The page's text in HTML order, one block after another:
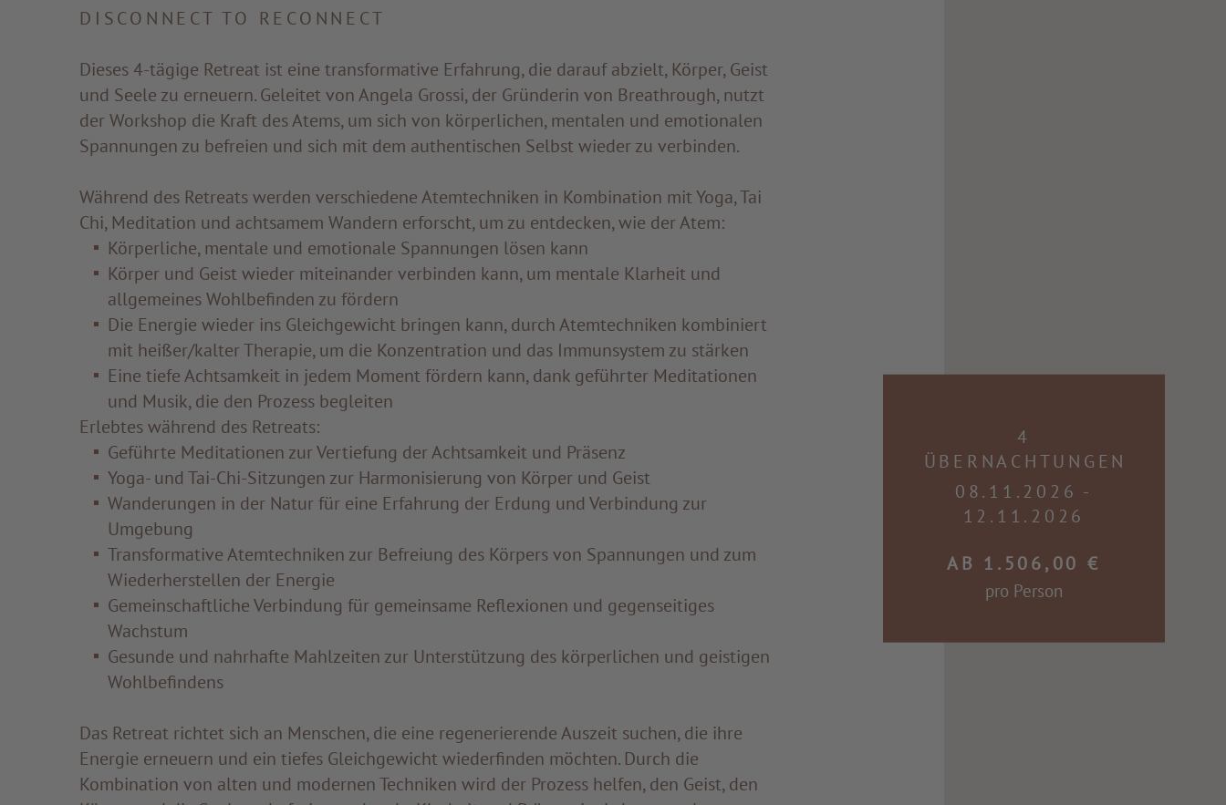
DISCONNECT TO RECONNECT
Dieses 4-tägige Retreat ist eine transformative Erfahrung, die darauf abzielt, Körper, Geist
und Seele zu erneuern. Geleitet von Angela Grossi, der Gründerin von Breathrough, nutzt
der Workshop die Kraft des Atems, um sich von körperlichen, mentalen und emotionalen
Spannungen zu befreien und sich mit dem authentischen Selbst wieder zu verbinden.
Während des Retreats werden verschiedene Atemtechniken in Kombination mit Yoga, Tai
Chi, Meditation und achtsamem Wandern erforscht, um zu entdecken, wie der Atem:
Körperliche, mentale und emotionale Spannungen lösen kann
Körper und Geist wieder miteinander verbinden kann, um mentale Klarheit und
allgemeines Wohlbefinden zu fördern
Die Energie wieder ins Gleichgewicht bringen kann, durch Atemtechniken kombiniert
mit heißer/kalter Therapie, um die Konzentration und das Immunsystem zu stärken
Eine tiefe Achtsamkeit in jedem Moment fördern kann, dank geführter Meditationen
und Musik, die den Prozess begleiten
Erlebtes während des Retreats:
Geführte Meditationen zur Vertiefung der Achtsamkeit und Präsenz
Yoga- und Tai-Chi-Sitzungen zur Harmonisierung von Körper und Geist
Wanderungen in der Natur für eine Erfahrung der Erdung und Verbindung zur
Umgebung
Transformative Atemtechniken zur Befreiung des Körpers von Spannungen und zum
Wiederherstellen der Energie
Gemeinschaftliche Verbindung für gemeinsame Reflexionen und gegenseitiges
Wachstum
Gesunde und nahrhafte Mahlzeiten zur Unterstützung des körperlichen und geistigen
Wohlbefindens
Das Retreat richtet sich an Menschen, die eine regenerierende Auszeit suchen, die ihre
Energie erneuern und ein tiefes Gleichgewicht wiederfinden möchten. Durch die
Kombination von alten und modernen Techniken wird der Prozess helfen, den Geist, den
4
ÜBERNACHTUNGEN
08.11.2026 -
12.11.2026
AB 1.506,00 €
pro Person